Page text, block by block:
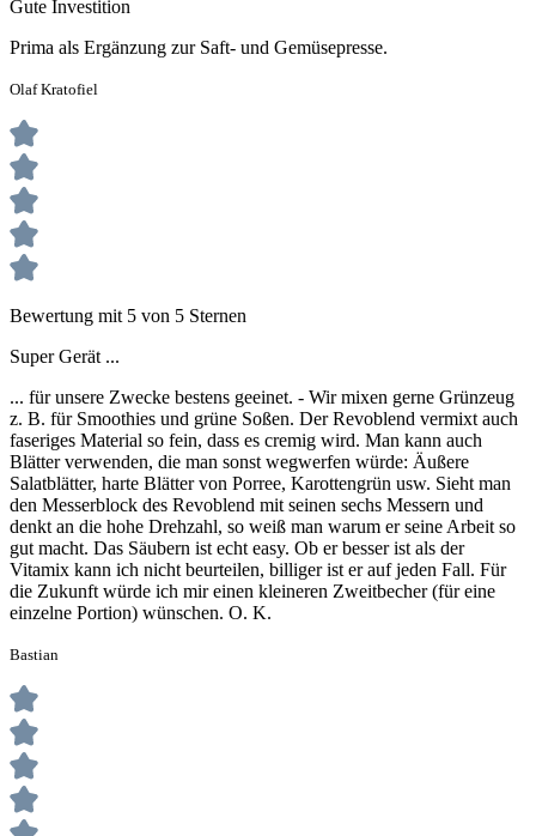
Gute Investition
Prima als Ergänzung zur Saft- und Gemüsepresse.
Olaf Kratofiel
Bewertung mit 5 von 5 Sternen
Super Gerät ...
... für unsere Zwecke bestens geeinet. - Wir mixen gerne Grünzeug
z. B. für Smoothies und grüne Soßen. Der Revoblend vermixt auch
faseriges Material so fein, dass es cremig wird. Man kann auch
Blätter verwenden, die man sonst wegwerfen würde: Äußere
Salatblätter, harte Blätter von Porree, Karottengrün usw. Sieht man
den Messerblock des Revoblend mit seinen sechs Messern und
denkt an die hohe Drehzahl, so weiß man warum er seine Arbeit so
gut macht. Das Säubern ist echt easy. Ob er besser ist als der
Vitamix kann ich nicht beurteilen, billiger ist er auf jeden Fall. Für
die Zukunft würde ich mir einen kleineren Zweitbecher (für eine
einzelne Portion) wünschen. O. K.
Bastian